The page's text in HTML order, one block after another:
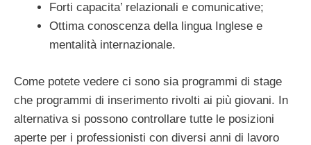
Forti capacita’ relazionali e comunicative;
Ottima conoscenza della lingua Inglese e
mentalità internazionale.
Come potete vedere ci sono sia programmi di stage
che programmi di inserimento rivolti ai più giovani. In
alternativa si possono controllare tutte le posizioni
aperte per i professionisti con diversi anni di lavoro